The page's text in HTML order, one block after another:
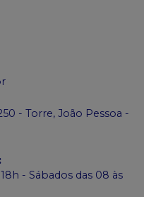
- Torre, João Pessoa -
:
- Sábados das 08 às